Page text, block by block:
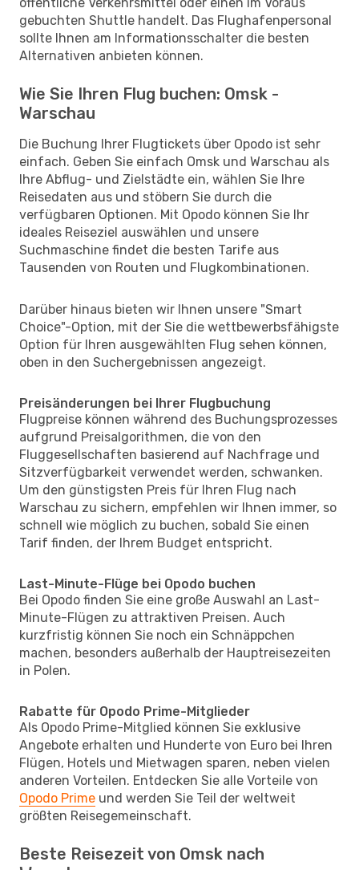
gebuchten Shuttle handelt. Das Flughafenpersonal
sollte Ihnen am Informationsschalter die besten
Alternativen anbieten können.
Wie Sie Ihren Flug buchen: Omsk -
Warschau
Die Buchung Ihrer Flugtickets über Opodo ist sehr
einfach. Geben Sie einfach Omsk und Warschau als
Ihre Abflug- und Zielstädte ein, wählen Sie Ihre
Reisedaten aus und stöbern Sie durch die
verfügbaren Optionen. Mit Opodo können Sie Ihr
ideales Reiseziel auswählen und unsere
Suchmaschine findet die besten Tarife aus
Tausenden von Routen und Flugkombinationen.
Darüber hinaus bieten wir Ihnen unsere "Smart
Choice"-Option, mit der Sie die wettbewerbsfähigste
Option für Ihren ausgewählten Flug sehen können,
oben in den Suchergebnissen angezeigt.
Preisänderungen bei Ihrer Flugbuchung
Flugpreise können während des Buchungsprozesses
aufgrund Preisalgorithmen, die von den
Fluggesellschaften basierend auf Nachfrage und
Sitzverfügbarkeit verwendet werden, schwanken.
Um den günstigsten Preis für Ihren Flug nach
Warschau zu sichern, empfehlen wir Ihnen immer, so
schnell wie möglich zu buchen, sobald Sie einen
Tarif finden, der Ihrem Budget entspricht.
Last-Minute-Flüge bei Opodo buchen
Bei Opodo finden Sie eine große Auswahl an Last-
Minute-Flügen zu attraktiven Preisen. Auch
kurzfristig können Sie noch ein Schnäppchen
machen, besonders außerhalb der Hauptreisezeiten
in Polen.
Rabatte für Opodo Prime-Mitglieder
Als Opodo Prime-Mitglied können Sie exklusive
Angebote erhalten und Hunderte von Euro bei Ihren
Flügen, Hotels und Mietwagen sparen, neben vielen
anderen Vorteilen. Entdecken Sie alle Vorteile von
Opodo Prime und werden Sie Teil der weltweit
größten Reisegemeinschaft.
Beste Reisezeit von Omsk nach